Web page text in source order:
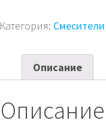
Категория: Смесители
Описание
Описание